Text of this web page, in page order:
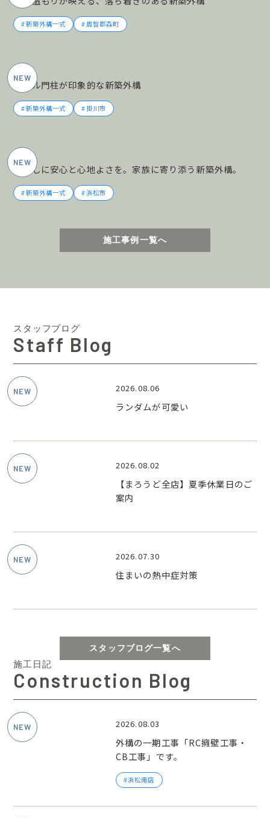
新築外構一式 周智郡森町
タイル門柱が印象的な新築外構
新築外構一式 掛川市
暮らしに安心と心地よさを。家族に寄り添う新築外構。
新築外構一式 浜松市
施工事例一覧へ
スタッフブログ
Staff Blog
2026.08.06
ランダムが可愛い
2026.08.02
【まろうど全店】夏季休業日のご
案内
2026.07.30
住まいの熱中症対策
スタッフブログ一覧へ
施工日記
Construction Blog
2026.08.03
外構の一期工事「RC擁壁工事・
CB工事」です。
浜松南店